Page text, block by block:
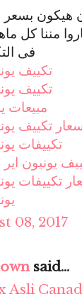
هيكون
5 حصان قريب انتظاروا
فى
تكييف
تكييف
مبيعات
تكييف
تكييفات
يونيون اير 19058
تكييفات
08, 2017
said...
Asli